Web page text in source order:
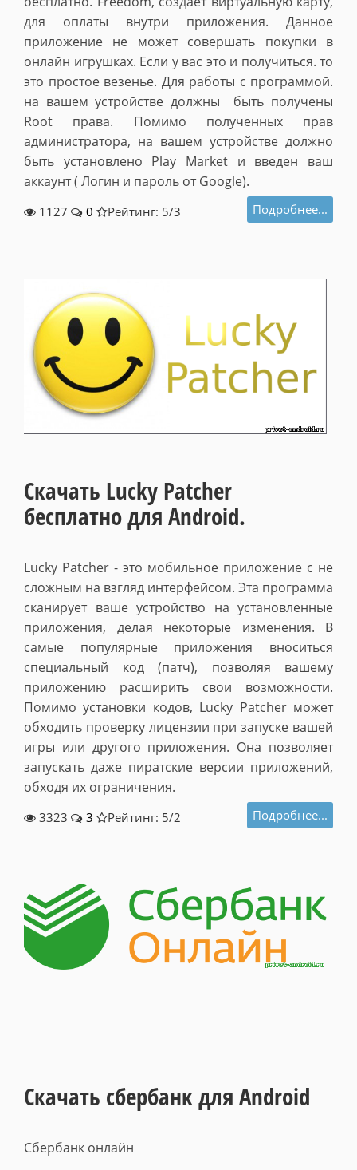
для оплаты внутри приложения. Данное
приложение не может совершать покупки в
онлайн игрушках. Если у вас это и получиться. то
это простое везенье. Для работы с программой.
на вашем устройстве должны быть получены
Root права. Помимо полученных прав
администратора, на вашем устройстве должно
быть установлено Play Market и введен ваш
аккаунт ( Логин и пароль от Google).
1127 0 Рейтинг: 5/3 Подробнее...
Скачать Lucky Patcher
бесплатно для Android.
Lucky Patcher - это мобильное приложение с не
сложным на взгляд интерфейсом. Эта программа
сканирует ваше устройство на установленные
приложения, делая некоторые изменения. В
самые популярные приложения вноситься
специальный код (патч), позволяя вашему
приложению расширить свои возможности.
Помимо установки кодов, Lucky Patcher может
обходить проверку лицензии при запуске вашей
игры или другого приложения. Она позволяет
запускать даже пиратские версии приложений,
обходя их ограничения.
3323 3 Рейтинг: 5/2 Подробнее...
Скачать сбербанк для Android
Сбербанк онлайн